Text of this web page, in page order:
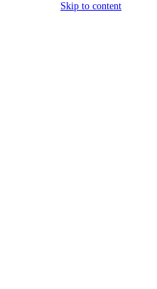
Skip to content